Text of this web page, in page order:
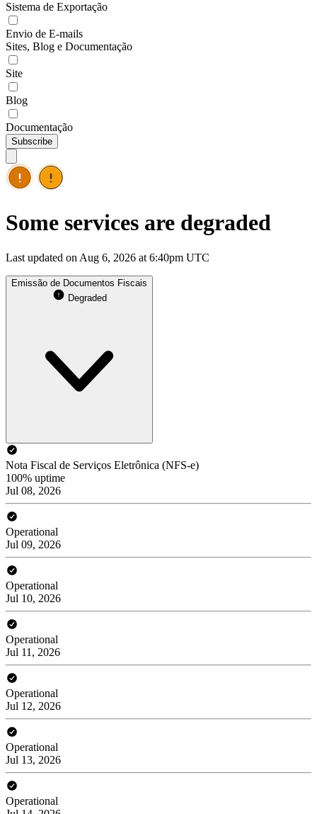
Sistema de Exportação
Envio de E-mails
Sites, Blog e Documentação
Site
Blog
Documentação
Subscribe
Some services are degraded
Last updated on Aug 6, 2026 at 6:40pm UTC
Emissão de Documentos Fiscais
Degraded
Nota Fiscal de Serviços Eletrônica (NFS-e)
100% uptime
Jul 08, 2026
Operational
Jul 09, 2026
Operational
Jul 10, 2026
Operational
Jul 11, 2026
Operational
Jul 12, 2026
Operational
Jul 13, 2026
Operational